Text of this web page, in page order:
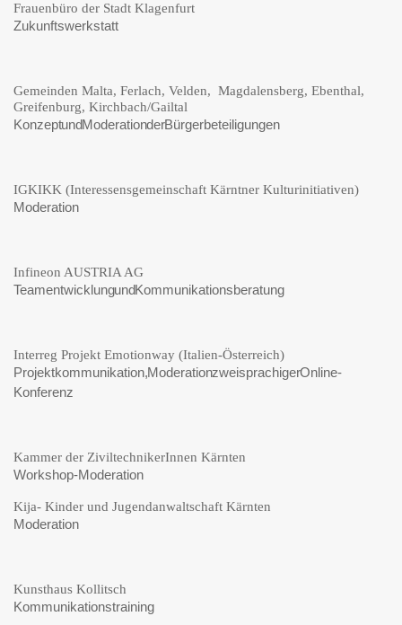
Frauenbüro der Stadt Klagenfurt
Zukunftswerkstatt
Gemeinden Malta, Ferlach, Velden, Magdalensberg, Ebenthal,
Greifenburg, Kirchbach/Gailtal
Konzept und Moderation der Bürgerbeteiligungen
IGKIKK (Interessensgemeinschaft Kärntner Kulturinitiativen)
Moderation
Infineon AUSTRIA AG
Teamentwicklung und Kommunikationsberatung
Interreg Projekt Emotionway (Italien-Österreich)
Projektkommunikation, Moderation zweisprachiger Online-
Konferenz
Kammer der ZiviltechnikerInnen Kärnten
Workshop-Moderation
Kija- Kinder und Jugendanwaltschaft Kärnten
Moderation
Kunsthaus Kollitsch
Kommunikationstraining